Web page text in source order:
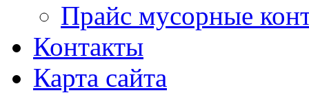
Прайс мусорные
Контакты
Карта сайта